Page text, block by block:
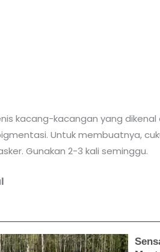
kacang-kacangan yang
Untuk membuatnya,
Gunakan 2-3 kali seminggu.